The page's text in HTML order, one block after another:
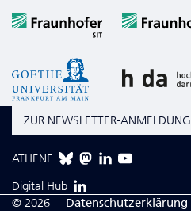
ZUR NEWSLETTER-ANMELDUNG
ATHENE
Digital Hub
© 2026
Da­ten­schutzerklärung